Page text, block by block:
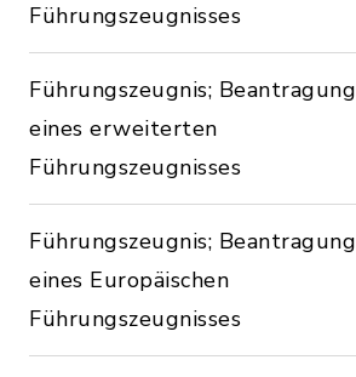
Führungszeugnisses
Führungszeugnis; Beantragung
eines erweiterten
Führungszeugnisses
Führungszeugnis; Beantragung
eines Europäischen
Führungszeugnisses